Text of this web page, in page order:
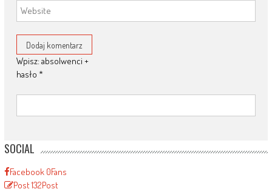
Wpisz: absolwenci +
hasło *
SOCIAL
Facebook 0Fans
Post132Post